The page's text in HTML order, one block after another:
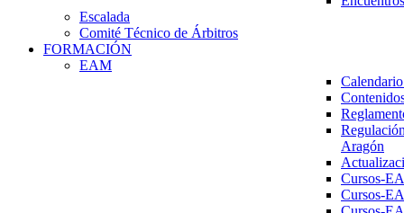
Escalada
Comité Técnico de Árbitros
FORMACIÓN
EAM
Aragón
Cursos-
Cursos-